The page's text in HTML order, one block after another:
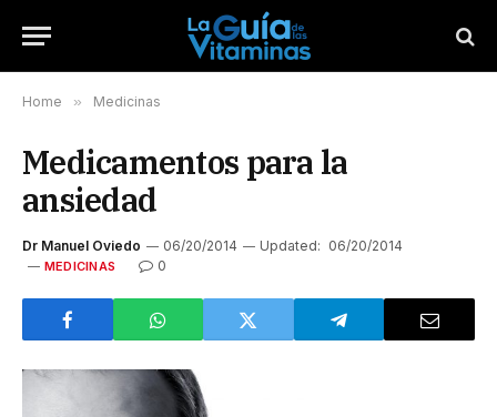
Home » Medicinas
Medicamentos para la
ansiedad
Dr Manuel Oviedo 06/20/2014 Updated: 06/20/2014
MEDICINAS 0